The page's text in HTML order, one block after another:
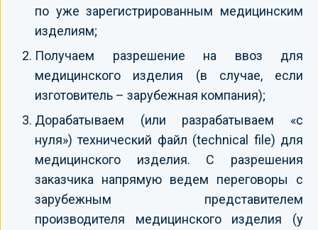
по уже зарегистрированным медицинским
изделиям;
Получаем разрешение на ввоз для
медицинского изделия (в случае, если
изготовитель – зарубежная компания);
Дорабатываем (или разрабатываем «с
нуля») технический файл (technical file) для
медицинского изделия. С разрешения
заказчика напрямую ведем переговоры с
зарубежным представителем
производителя медицинского изделия (у